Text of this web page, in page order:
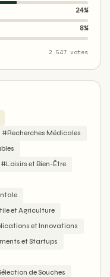
24%
8%
2 547 votes
#Recherches Médicales
#Loisirs et Bien-Être
et Agriculture
et Innovations
et Startups
de Souches